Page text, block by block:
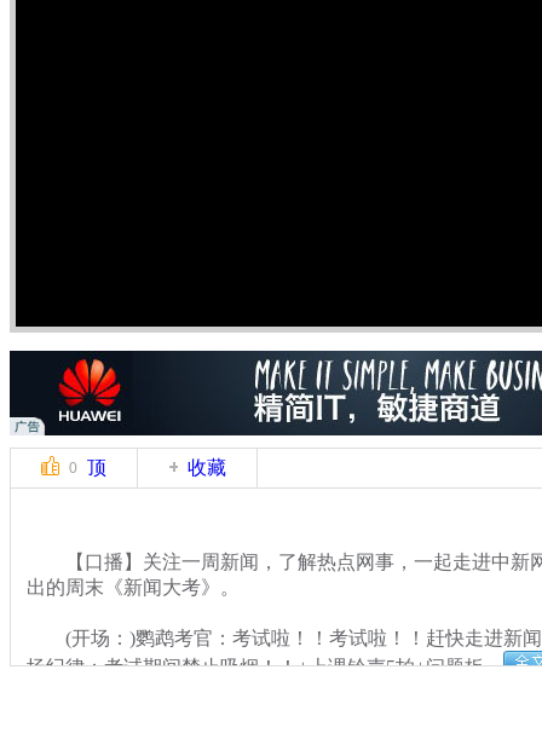
0 顶 收藏
【口播】关注一周新闻，了解热点网事，一起走进中新
出的周末《新闻大考》。
(开场：)鹦鹉考官：考试啦！！考试啦！！赶快走进新闻
场纪律：考试期间禁止吸烟！！+上课铃声5拍+问题板。